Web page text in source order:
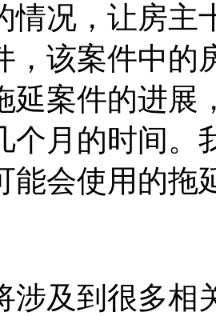
情况，让房主
，该案件中的
延案件的进展
个月的时间。
能会使用的拖
涉及到很多相